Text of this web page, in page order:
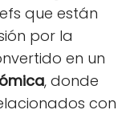
que están
por la
en un
, donde
con